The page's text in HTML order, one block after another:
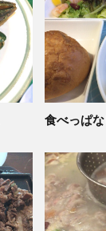
食べっぱ